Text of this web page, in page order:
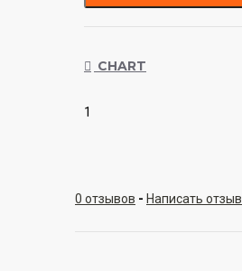
CHART
1
0 отзывов - Написать отзыв